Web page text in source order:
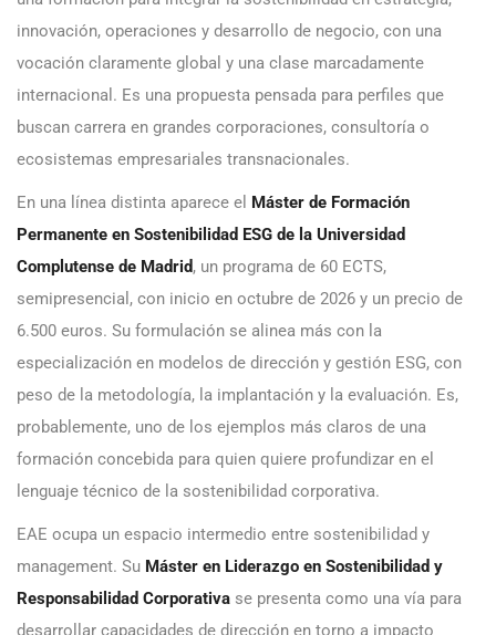
innovación, operaciones y desarrollo de negocio, con una
vocación claramente global y una clase marcadamente
internacional. Es una propuesta pensada para perfiles que
buscan carrera en grandes corporaciones, consultoría o
ecosistemas empresariales transnacionales.
En una línea distinta aparece el
Máster de Formación
Permanente en Sostenibilidad ESG de la Universidad
Complutense de Madrid, un programa de 60 ECTS,
semipresencial, con inicio en octubre de 2026 y un precio de
6.500 euros. Su formulación se alinea más con la
especialización en modelos de dirección y gestión ESG, con
peso de la metodología, la implantación y la evaluación. Es,
probablemente, uno de los ejemplos más claros de una
formación concebida para quien quiere profundizar en el
lenguaje técnico de la sostenibilidad corporativa.
EAE ocupa un espacio intermedio entre sostenibilidad y
management. Su Máster en Liderazgo en Sostenibilidad y
Responsabilidad Corporativa se presenta como una vía para